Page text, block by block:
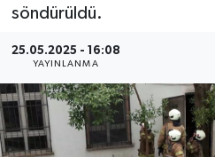
söndürüldü.
25.05.2025 - 16:08
YAYINLANMA
OTOMOBİL